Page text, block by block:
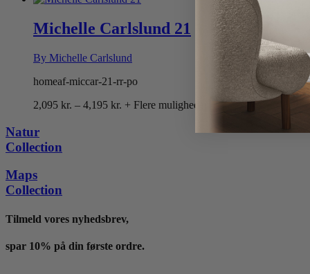
4,195 kr.
Michelle Carlslund 21
By Michelle Carlslund
homeaf-miccar-21-rr-po
2,095 kr. – 4,195 kr. Prisinterval:
+ Flere muligheder
Natur
Collection
Maps
Collection
Tilmeld vores nyhedsbrev,
spar 10% på din første ordre.